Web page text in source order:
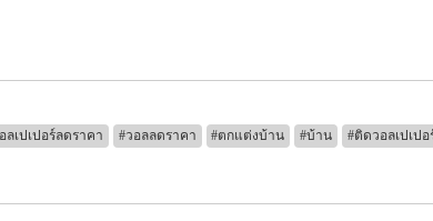
ลเปเปอร์ลดราคา #วอลลดราคา #ตกแต่งบ้าน #บ้าน #ติดวอลเปเปอ